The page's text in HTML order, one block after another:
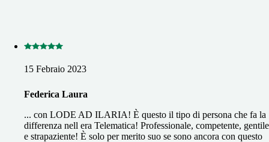
15 Febraio 2023
Federica Laura
... con LODE AD ILARIA! È questo il tipo di persona che fa la
differenza nell era Telematica! Professionale, competente, gentile
e strapaziente! È solo per merito suo se sono ancora con questo